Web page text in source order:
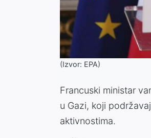
(Izvor: EPA)
Francuski ministar
u Gazi, koji
aktivnostima.